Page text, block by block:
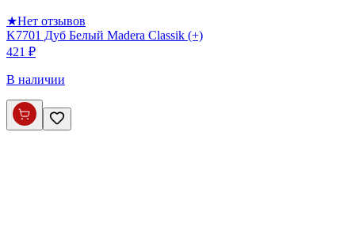
★Нет отзывов
K7701 Дуб Белый Madera Classik (+)
421 ₽
В наличии